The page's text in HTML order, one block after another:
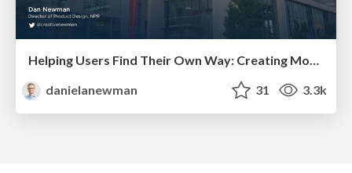
danielanewman
31 3.3k